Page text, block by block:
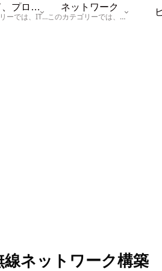
クラウド、プログラム
このカテゴリーでは、ITに関する基本的な情報として「ハードウェア、「サーバー」、「データベース、「ネットワーク」、「セキュリティ」、「プログラム」に関する情報を記載しています。
ネットワーク
このカテゴリーでは、「ネットワーク」に関する情報を記載しています。
ネットワーク構築